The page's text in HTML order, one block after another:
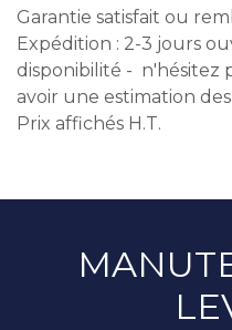
Garantie satisfait ou
Expédition : 2-3 jours
disponibilité - n'hésitez
avoir une estimation des
Prix affichés H.T.